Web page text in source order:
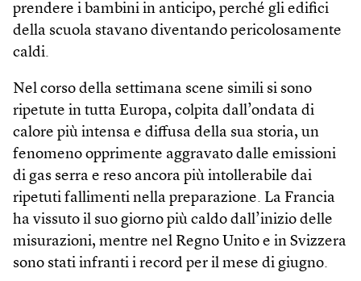
prendere i bambini in anticipo, perché gli edifici
della scuola stavano diventando pericolosamente
caldi.
Nel corso della settimana scene simili si sono
ripetute in tutta Europa, colpita dall’ondata di
calore più intensa e diffusa della sua storia, un
fenomeno opprimente aggravato dalle emissioni
di gas serra e reso ancora più intollerabile dai
ripetuti fallimenti nella preparazione. La Francia
ha vissuto il suo giorno più caldo dall’inizio delle
misurazioni, mentre nel Regno Unito e in Svizzera
sono stati infranti i record per il mese di giugno.